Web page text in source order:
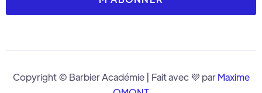
Copyright © Barbier Académie | Fait avec 💜 parMaxime